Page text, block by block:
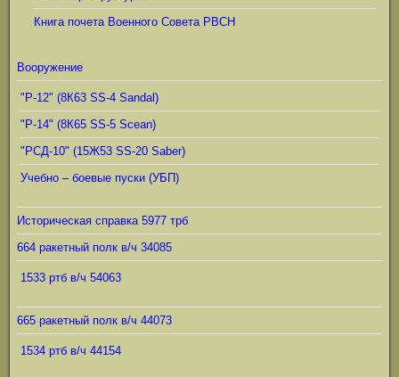
Книга почета Военного Совета РВСН
Вооружение
"Р-12" (8К63 SS-4 Sandal)
"Р-14" (8К65 SS-5 Scean)
"РСД-10" (15Ж53 SS-20 Saber)
Учебно – боевые пуски (УБП)
Историческая справка 5977 трб
664 ракетный полк в/ч 34085
1533 ртб в/ч 54063
665 ракетный полк в/ч 44073
1534 ртб в/ч 44154